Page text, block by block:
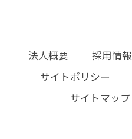
法人概要 採用情報
サイトポリシー
サイトマップ